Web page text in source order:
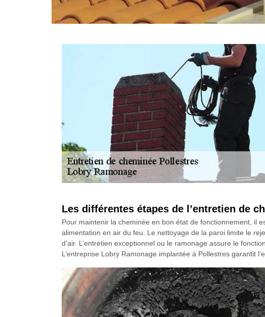
Les différentes étapes de l’entretien de
Pour maintenir la cheminée en bon état de fonctionnement, il
alimentation en air du feu. Le nettoyage de la paroi limite le
d’air. L’entretien exceptionnel ou le ramonage assure le
L’entreprise Lobry Ramonage implantée à Pollestres garantit